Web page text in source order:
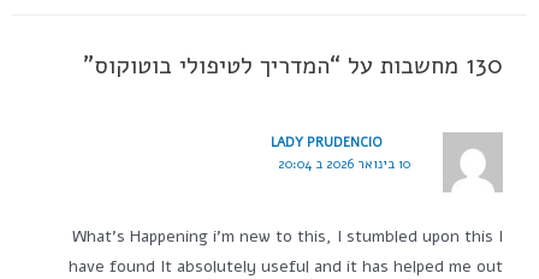
130 מחשבות על “המדריך לטיפולי בוטוקוס”
LADY PRUDENCIO
10 בינואר 2026 ב 20:04
What’s Happening i'm new to this, I stumbled upon this I
have found It absolutely useful and it has helped me out